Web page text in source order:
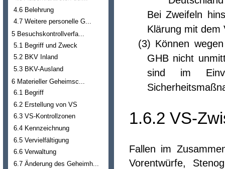
4.6 Belehrung
4.7 Weitere personelle G...
5 Besuchskontrollverfa...
5.1 Begriff und Zweck
5.2 BKV Inland
5.3 BKV-Ausland
6 Materieller Geheimsc...
6.1 Begriff
6.2 Erstellung von VS
6.3 VS-Kontrollzonen
6.4 Kennzeichnung
6.5 Vervielfältigung
6.6 Verwaltung
6.7 Änderung des Geheimh...
Bei Zweifeln
Klärung mit dem
(3) Können
GHB nicht
sind im
1.6.2 VS-
Fallen im
Vorentwürfe,